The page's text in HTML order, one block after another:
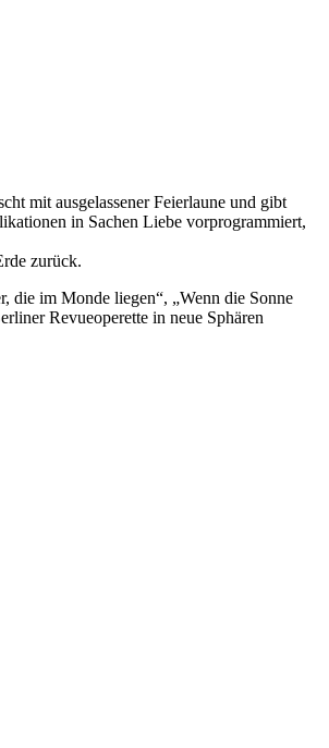
mit ausgelassener Feierlaune und gibt
in Sachen Liebe vorprogrammiert,
zurück.
die im Monde liegen“, „Wenn die Sonne
Revueoperette in neue Sphären